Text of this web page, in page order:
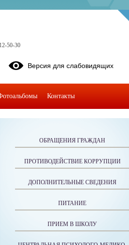
ОБРАЩЕНИЯ ГРАЖДАН
ПРОТИВОДЕЙСТВИЕ КОРРУПЦИИ
ДОПОЛНИТЕЛЬНЫЕ СВЕДЕНИЯ
ПИТАНИЕ
ПРИЕМ В ШКОЛУ
50-30
Версия для слабовидящих
Контакты